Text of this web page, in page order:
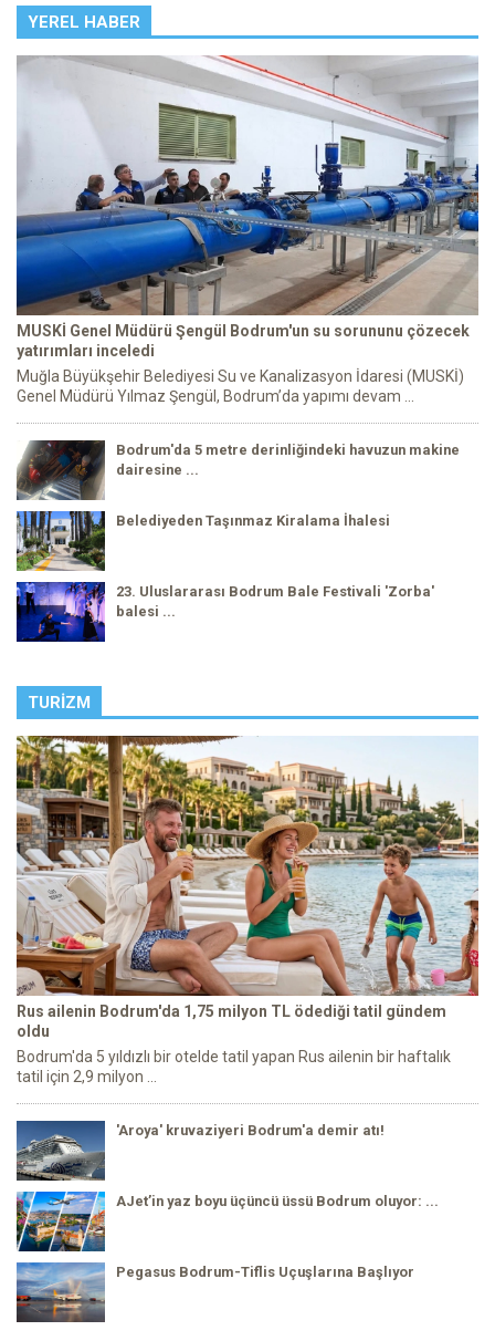
YEREL HABER
MUSKİ Genel Müdürü Şengül Bodrum'un su sorununu çözecek
yatırımları inceledi
Muğla Büyükşehir Belediyesi Su ve Kanalizasyon İdaresi (MUSKİ)
Genel Müdürü Yılmaz Şengül, Bodrum’da yapımı devam ...
Bodrum'da 5 metre derinliğindeki havuzun makine
dairesine ...
Belediyeden Taşınmaz Kiralama İhalesi
23. Uluslararası Bodrum Bale Festivali 'Zorba'
balesi ...
TURIZM
Rus ailenin Bodrum'da 1,75 milyon TL ödediği tatil gündem
oldu
Bodrum'da 5 yıldızlı bir otelde tatil yapan Rus ailenin bir haftalık
tatil için 2,9 milyon ...
'Aroya' kruvaziyeri Bodrum'a demir atı!
AJet’in yaz boyu üçüncü üssü Bodrum oluyor: ...
Pegasus Bodrum-Tiflis Uçuşlarına Başlıyor